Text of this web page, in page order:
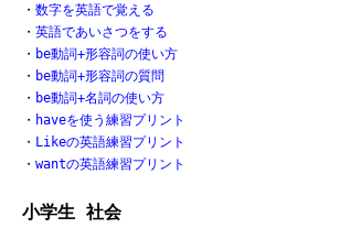
・ 数字を英語で覚える
・ 英語であいさつをする
・ be動詞+形容詞の使い方
・ be動詞+形容詞の質問
・ be動詞+名詞の使い方
・ haveを使う練習プリント
・ Likeの英語練習プリント
・ wantの英語練習プリント
小学生 社会